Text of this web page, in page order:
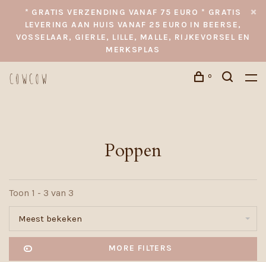
* GRATIS VERZENDING VANAF 75 EURO * GRATIS
LEVERING AAN HUIS VANAF 25 EURO IN BEERSE,
VOSSELAAR, GIERLE, LILLE, MALLE, RIJKEVORSEL EN
MERKSPLAS
0
Poppen
Toon 1 - 3 van 3
Meest bekeken
MORE FILTERS